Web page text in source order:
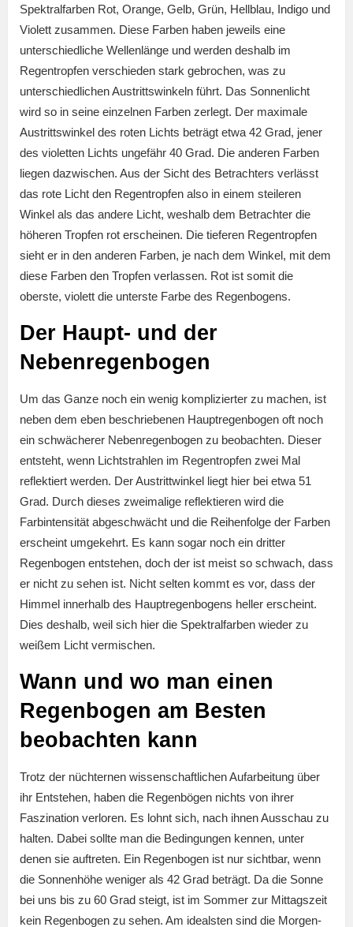
Spektralfarben Rot, Orange, Gelb, Grün, Hellblau, Indigo und
Violett zusammen. Diese Farben haben jeweils eine
unterschiedliche Wellenlänge und werden deshalb im
Regentropfen verschieden stark gebrochen, was zu
unterschiedlichen Austrittswinkeln führt. Das Sonnenlicht
wird so in seine einzelnen Farben zerlegt. Der maximale
Austrittswinkel des roten Lichts beträgt etwa 42 Grad, jener
des violetten Lichts ungefähr 40 Grad. Die anderen Farben
liegen dazwischen. Aus der Sicht des Betrachters verlässt
das rote Licht den Regentropfen also in einem steileren
Winkel als das andere Licht, weshalb dem Betrachter die
höheren Tropfen rot erscheinen. Die tieferen Regentropfen
sieht er in den anderen Farben, je nach dem Winkel, mit dem
diese Farben den Tropfen verlassen. Rot ist somit die
oberste, violett die unterste Farbe des Regenbogens.
Der Haupt- und der
Nebenregenbogen
Um das Ganze noch ein wenig komplizierter zu machen, ist
neben dem eben beschriebenen Hauptregenbogen oft noch
ein schwächerer Nebenregenbogen zu beobachten. Dieser
entsteht, wenn Lichtstrahlen im Regentropfen zwei Mal
reflektiert werden. Der Austrittwinkel liegt hier bei etwa 51
Grad. Durch dieses zweimalige reflektieren wird die
Farbintensität abgeschwächt und die Reihenfolge der Farben
erscheint umgekehrt. Es kann sogar noch ein dritter
Regenbogen entstehen, doch der ist meist so schwach, dass
er nicht zu sehen ist. Nicht selten kommt es vor, dass der
Himmel innerhalb des Hauptregenbogens heller erscheint.
Dies deshalb, weil sich hier die Spektralfarben wieder zu
weißem Licht vermischen.
Wann und wo man einen
Regenbogen am Besten
beobachten kann
Trotz der nüchternen wissenschaftlichen Aufarbeitung über
ihr Entstehen, haben die Regenbögen nichts von ihrer
Faszination verloren. Es lohnt sich, nach ihnen Ausschau zu
halten. Dabei sollte man die Bedingungen kennen, unter
denen sie auftreten. Ein Regenbogen ist nur sichtbar, wenn
die Sonnenhöhe weniger als 42 Grad beträgt. Da die Sonne
bei uns bis zu 60 Grad steigt, ist im Sommer zur Mittagszeit
kein Regenbogen zu sehen. Am idealsten sind die Morgen-